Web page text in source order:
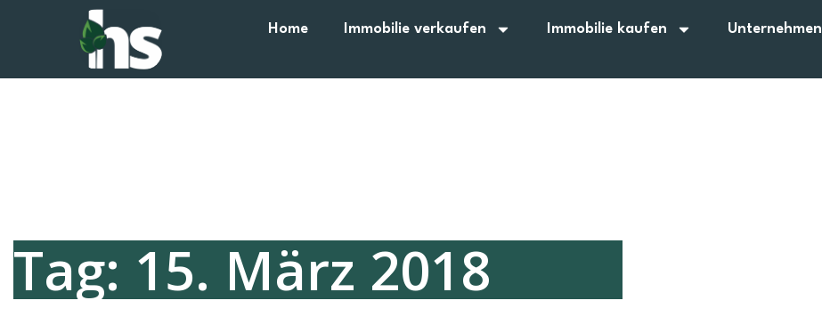
Home Immobilie verkaufen Immobilie kaufen Unternehmen
Tag: 15. März 2018